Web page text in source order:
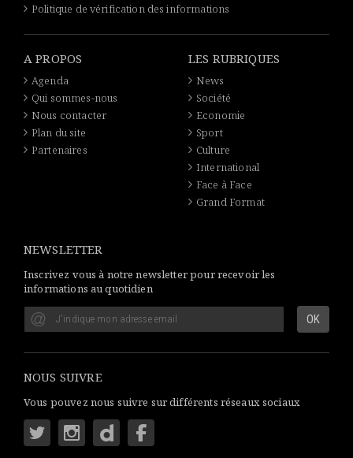
Politique de vérification des informations
A PROPOS
Agenda
Qui sommes-nous
Nous contacter
Plan du site
Partenaires
LES RUBRIQUES
News
Société
Economie
Sport
Culture
International
Face à Face
Grand Format
NEWSLETTER
Inscrivez vous à notre newsletter pour recevoir les
informations au quotidien
NOUS SUIVRE
Vous pouvez nous suivre sur différents réseaux sociaux